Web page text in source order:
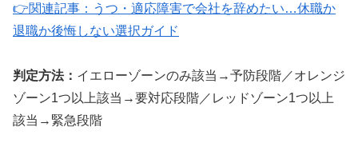
👉関連記事：うつ・適応障害で会社を辞めたい…休職か
退職か後悔しない選択ガイド
判定方法： イエローゾーンのみ該当→予防段階／オレンジ
ゾーン1つ以上該当→要対応段階／レッドゾーン1つ以上
該当→緊急段階